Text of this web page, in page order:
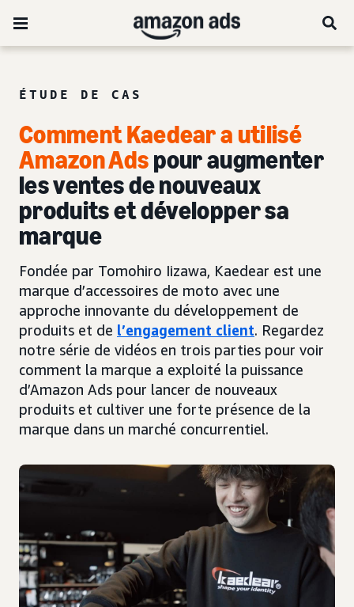
ÉTUDE DE CAS
Comment Kaedear a utilisé
Amazon Adspour augmenter
les ventes de nouveaux
produits et développer sa
marque
Fondée par Tomohiro Iizawa, Kaedear est une
marque d’accessoires de moto avec une
approche innovante du développement de
produits et de l’engagement client. Regardez
notre série de vidéos en trois parties pour voir
comment la marque a exploité la puissance
d’Amazon Ads pour lancer de nouveaux
produits et cultiver une forte présence de la
marque dans un marché concurrentiel.